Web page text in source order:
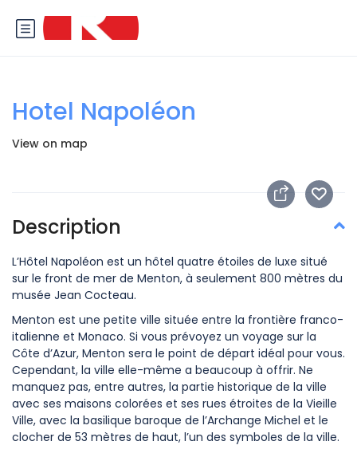
Hotel Napoléon
View on map
Description
L’Hôtel Napoléon est un hôtel quatre étoiles de luxe situé
sur le front de mer de Menton, à seulement 800 mètres du
musée Jean Cocteau.
Menton est une petite ville située entre la frontière franco-
italienne et Monaco. Si vous prévoyez un voyage sur la
Côte d’Azur, Menton sera le point de départ idéal pour vous.
Cependant, la ville elle-même a beaucoup à offrir. Ne
manquez pas, entre autres, la partie historique de la ville
avec ses maisons colorées et ses rues étroites de la Vieille
Ville, avec la basilique baroque de l’Archange Michel et le
clocher de 53 mètres de haut, l’un des symboles de la ville.